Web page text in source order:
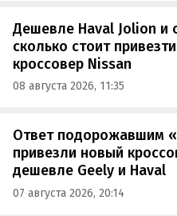
Дешевле Haval Jolion и
сколько стоит
кроссовер Nissan
08 августа 2026, 11:35
Ответ подорожавшим
привезли новый
дешевле Geely и Haval
07 августа 2026, 20:14